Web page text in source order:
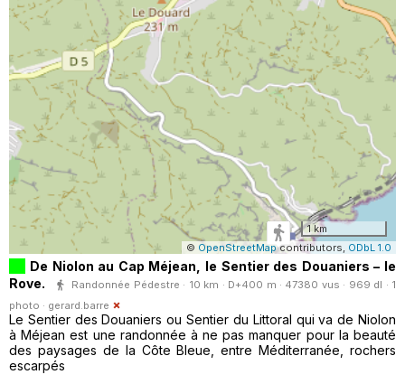
1 km
© OpenStreetMapcontributors, ODbL 1.0
De Niolon au Cap Méjean, le Sentier des Douaniers – le
Rove.
Randonnée Pédestre · 10 km · D+400 m · 47380 vus · 969 dl · 1
photo · gerard.barre
Le Sentier des Douaniers ou Sentier du Littoral qui va de Niolon
à Méjean est une randonnée à ne pas manquer pour la beauté
des paysages de la Côte Bleue, entre Méditerranée, rochers
escarpés